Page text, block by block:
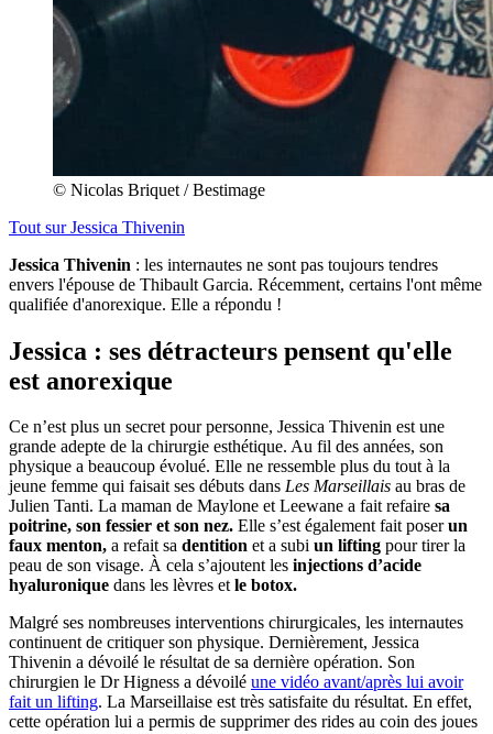
© Nicolas Briquet / Bestimage
Tout surJessica Thivenin
Jessica Thivenin : les internautes ne sont pas toujours tendres
envers l'épouse de Thibault Garcia. Récemment, certains l'ont même
qualifiée d'anorexique. Elle a répondu !
Jessica : ses détracteurs pensent qu'elle
est anorexique
Ce n’est plus un secret pour personne, Jessica Thivenin est une
grande adepte de la chirurgie esthétique. Au fil des années, son
physique a beaucoup évolué. Elle ne ressemble plus du tout à la
jeune femme qui faisait ses débuts dans Les Marseillais au bras de
Julien Tanti. La maman de Maylone et Leewane a fait refaire sa
poitrine, son fessier et son nez. Elle s’est également fait poserun
faux menton, a refait sa dentition et a subi un lifting pour tirer la
peau de son visage. À cela s’ajoutent les injections d’acide
hyaluronique dans les lèvres etle botox.
Malgré ses nombreuses interventions chirurgicales, les internautes
continuent de critiquer son physique. Dernièrement, Jessica
Thivenin a dévoilé le résultat de sa dernière opération. Son
chirurgien le Dr Higness a dévoilé une vidéo avant/après lui avoir
fait un lifting. La Marseillaise est très satisfaite du résultat. En effet,
cette opération lui a permis de supprimer des rides au coin des joues